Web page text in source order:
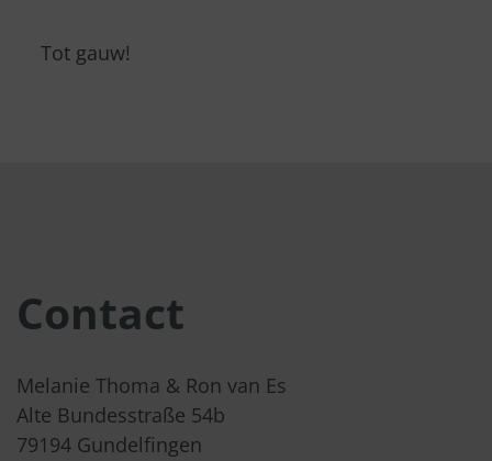
Tot gauw!
Contact
Melanie Thoma & Ron van Es
Alte Bundesstraße 54b
79194 Gundelfingen